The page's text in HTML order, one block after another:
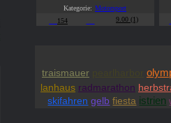
Kategorie: Motorsport
154
9.00 (1)
traismauer
lanhaus radmarathon
skifahren gelb fiesta istrien